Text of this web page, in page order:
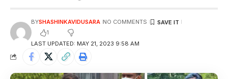
LAST UPDATED: MAY 21, 2023 9:58 AM
BYSHASHINKAVIDUSARA NO COMMENTS
1